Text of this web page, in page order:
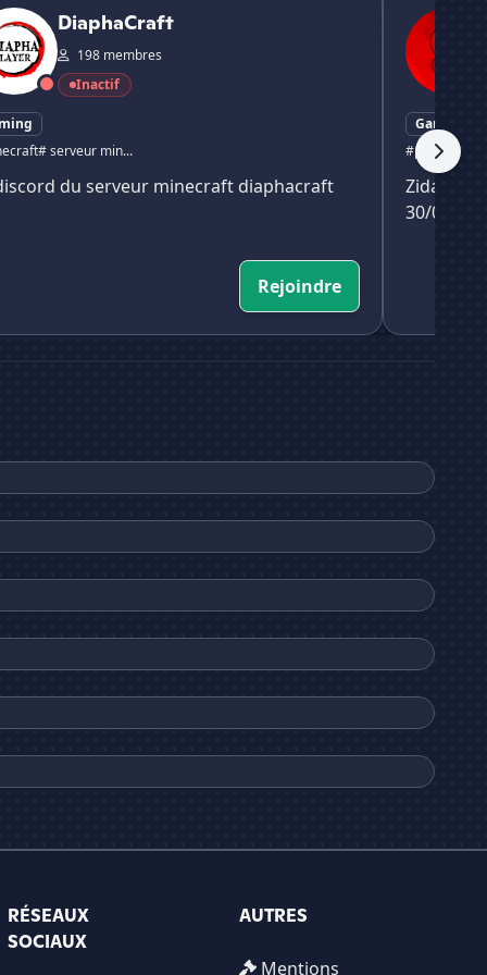
DiaphaCraft
198 membres
Inactif
# serveur min...
du serveur minecraft diaphacraft
Rejoindre
Gaming
#pvp faction
Zidaria
30/02/
RÉSEAUX
SOCIAUX
AUTRES
Mentions